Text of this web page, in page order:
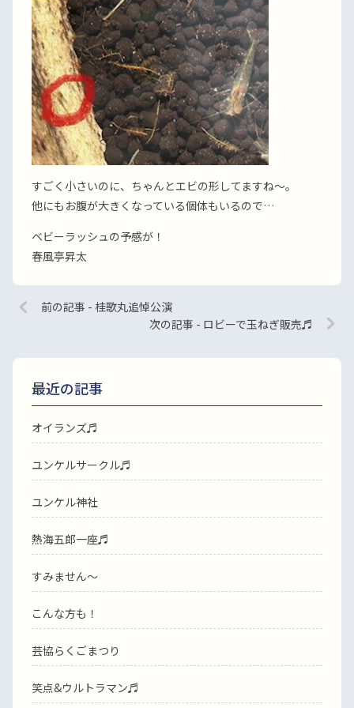
すごく小さいのに、ちゃんとエビの形してますね〜。
他にもお腹が大きくなっている個体もいるので…
ベビーラッシュの予感が！
春風亭昇太
前の記事 - 桂歌丸追悼公演
次の記事 - ロビーで玉ねぎ販売♬
最近の記事
オイランズ♬
ユンケルサークル♬
ユンケル神社
熱海五郎一座♬
すみません〜
こんな方も！
芸協らくごまつり
笑点&ウルトラマン♬